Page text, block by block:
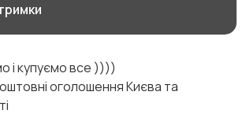
і купуємо все ))))
оголошення Києва та